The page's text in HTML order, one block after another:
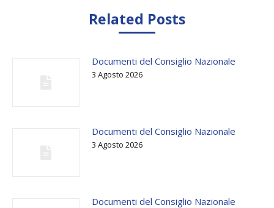
Related Posts
Documenti del Consiglio Nazionale
3 Agosto 2026
Documenti del Consiglio Nazionale
3 Agosto 2026
Documenti del Consiglio Nazionale